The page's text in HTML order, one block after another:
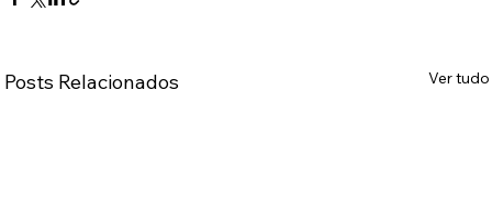
Posts Relacionados Ver tudo